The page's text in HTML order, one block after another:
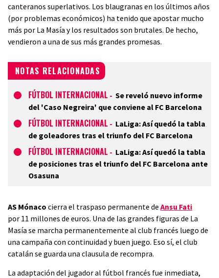
canteranos superlativos. Los blaugranas en los últimos años
(por problemas económicos) ha tenido que apostar mucho
más por La Masía y los resultados son brutales. De hecho,
vendieron a una de sus más grandes promesas.
NOTAS RELACIONADAS
FÚTBOL INTERNACIONAL - Se reveló nuevo informe
del 'Caso Negreira' que conviene al FC Barcelona
FÚTBOL INTERNACIONAL - LaLiga: Así quedó la tabla
de goleadores tras el triunfo del FC Barcelona
FÚTBOL INTERNACIONAL - LaLiga: Así quedó la tabla
de posiciones tras el triunfo del FC Barcelona ante
Osasuna
AS Mónaco cierra el traspaso permanente de Ansu Fati
por 11 millones de euros. Una de las grandes figuras de La
Masía se marcha permanentemente al club francés luego de
una campaña con continuidad y buen juego. Eso sí, el club
catalán se guarda una clausula de recompra.
La adaptación del jugador al fútbol francés fue inmediata,